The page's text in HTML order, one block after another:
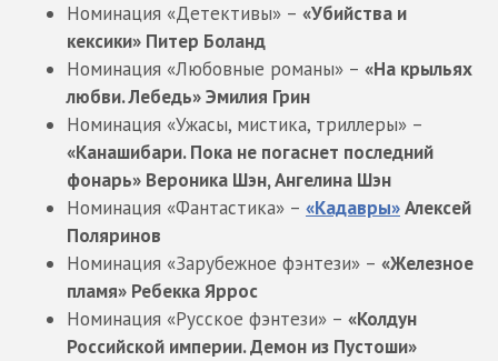
Номинация «Детективы» – «Убийства и
кексики» Питер Боланд
Номинация «Любовные романы» – «На крыльях
любви. Лебедь» Эмилия Грин
Номинация «Ужасы, мистика, триллеры» –
«Канашибари. Пока не погаснет последний
фонарь» Вероника Шэн, Ангелина Шэн
Номинация «Фантастика» – «Кадавры»Алексей
Поляринов
Номинация «Зарубежное фэнтези» – «Железное
пламя» Ребекка Яррос
Номинация «Русское фэнтези» – «Колдун
Российской империи. Демон из Пустоши»